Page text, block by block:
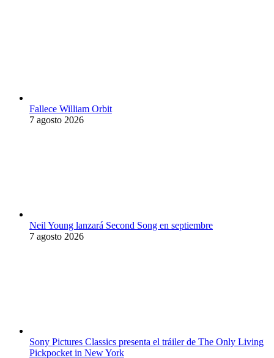
Fallece William Orbit
7 agosto 2026
Neil Young lanzará Second Song en septiembre
7 agosto 2026
Sony Pictures Classics presenta el tráiler de The Only Living
Pickpocket in New York